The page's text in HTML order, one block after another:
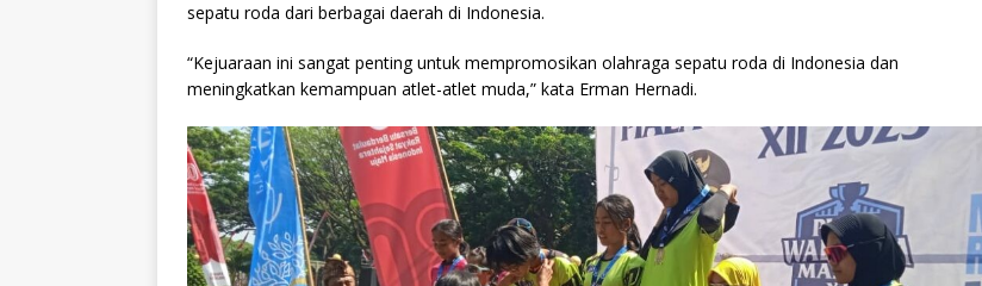
sepatu roda dari berbagai daerah di Indonesia.
“Kejuaraan ini sangat penting untuk mempromosikan olahraga sepatu roda di Indonesia dan
meningkatkan kemampuan atlet-atlet muda,” kata Erman Hernadi.